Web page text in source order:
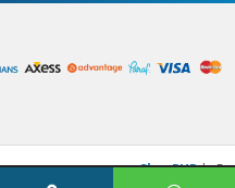
ShopPHP| v5